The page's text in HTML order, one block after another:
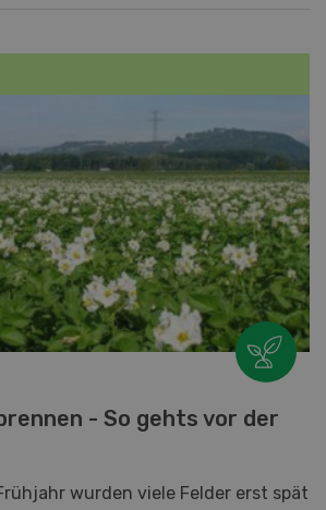
- So gehts vor der
wurden viele Felder erst spät